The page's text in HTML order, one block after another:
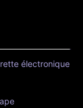
électronique